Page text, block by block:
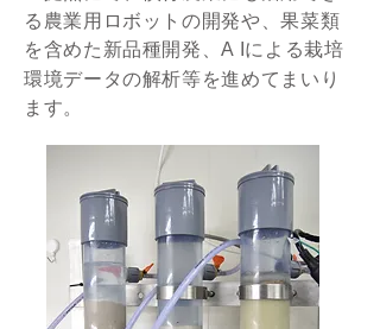
る農業用ロボットの開発や、果菜類
を含めた新品種開発、A I による栽培
環境データの解析等を進めてまいり
ます。